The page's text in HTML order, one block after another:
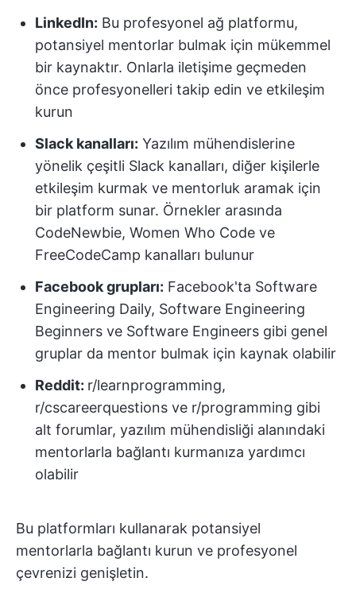
LinkedIn: Bu profesyonel ağ platformu,
potansiyel mentorlar bulmak için mükemmel
bir kaynaktır. Onlarla iletişime geçmeden
önce profesyonelleri takip edin ve etkileşim
kurun
Slack kanalları: Yazılım mühendislerine
yönelik çeşitli Slack kanalları, diğer kişilerle
etkileşim kurmak ve mentorluk aramak için
bir platform sunar. Örnekler arasında
CodeNewbie, Women Who Code ve
FreeCodeCamp kanalları bulunur
Facebook grupları: Facebook'ta Software
Engineering Daily, Software Engineering
Beginners ve Software Engineers gibi genel
gruplar da mentor bulmak için kaynak olabilir
Reddit: r/learnprogramming,
r/cscareerquestions ve r/programming gibi
alt forumlar, yazılım mühendisliği alanındaki
mentorlarla bağlantı kurmanıza yardımcı
olabilir
Bu platformları kullanarak potansiyel
mentorlarla bağlantı kurun ve profesyonel
çevrenizi genişletin.